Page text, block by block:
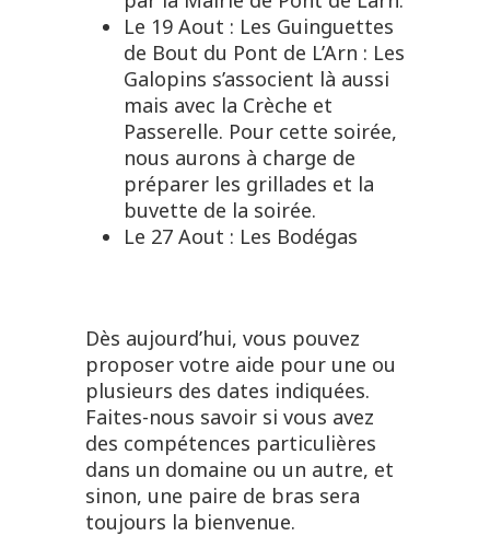
Le 19 Aout : Les Guinguettes
de Bout du Pont de L’Arn : Les
Galopins s’associent là aussi
mais avec la Crèche et
Passerelle. Pour cette soirée,
nous aurons à charge de
préparer les grillades et la
buvette de la soirée.
Le 27 Aout : Les Bodégas
Dès aujourd’hui, vous pouvez
proposer votre aide pour une ou
plusieurs des dates indiquées.
Faites-nous savoir si vous avez
des compétences particulières
dans un domaine ou un autre, et
sinon, une paire de bras sera
toujours la bienvenue.